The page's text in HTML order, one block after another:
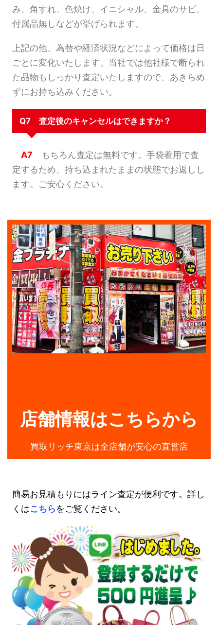
み、角すれ、色焼け、イニシャル、金具のサビ、
付属品無しなどが挙げられます。
上記の他、為替や経済状況などによって価格は日
ごとに変化いたします。当社では他社様で断られ
た品物もしっかり査定いたしますので、あきらめ
ずにお持ち込みください。
Q7 査定後のキャンセルはできますか？
A7 もちろん査定は無料です。手袋着用で査
定するため、持ち込まれたままの状態でお返しし
ます。ご安心ください。
店舗情報はこちらから
買取リッチ東京は全店舗が安心の直営店
簡易お見積もりにはライン査定が便利です。詳し
くはこちらをご覧ください。